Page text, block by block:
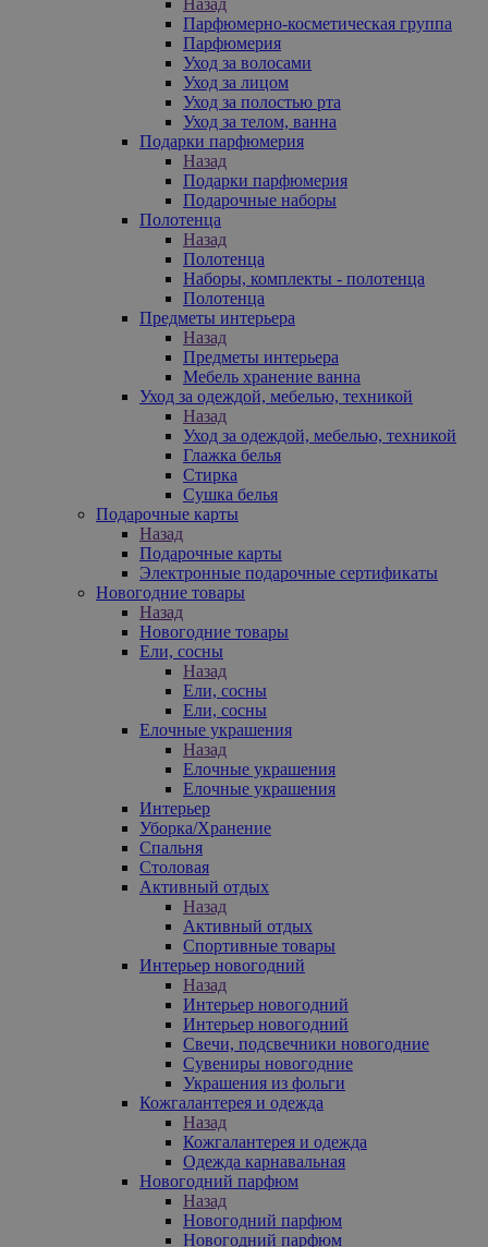
Парфюмерно-косметическая группа
Парфюмерия
Уход за волосами
Уход за лицом
Уход за полостью рта
Уход за телом, ванна
Подарки парфюмерия
Назад
Подарки парфюмерия
Подарочные наборы
Полотенца
Назад
Полотенца
Наборы, комплекты - полотенца
Полотенца
Предметы интерьера
Назад
Предметы интерьера
Мебель хранение ванна
Уход за одеждой, мебелью, техникой
Назад
Уход за одеждой, мебелью, техникой
Глажка белья
Стирка
Сушка белья
Подарочные карты
Назад
Подарочные карты
Электронные подарочные сертификаты
Новогодние товары
Назад
Новогодние товары
Ели, сосны
Назад
Ели, сосны
Ели, сосны
Елочные украшения
Назад
Елочные украшения
Елочные украшения
Интерьер
Уборка/Хранение
Спальня
Столовая
Активный отдых
Назад
Активный отдых
Спортивные товары
Интерьер новогодний
Назад
Интерьер новогодний
Интерьер новогодний
Свечи, подсвечники новогодние
Сувениры новогодние
Украшения из фольги
Кожгалантерея и одежда
Назад
Кожгалантерея и одежда
Одежда карнавальная
Новогодний парфюм
Назад
Новогодний парфюм
Новогодний парфюм